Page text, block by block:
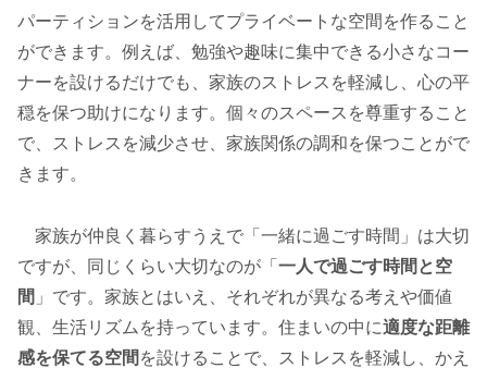
パーティションを活用してプライベートな空間を作ること
ができます。例えば、勉強や趣味に集中できる小さなコー
ナーを設けるだけでも、家族のストレスを軽減し、心の平
穏を保つ助けになります。個々のスペースを尊重すること
で、ストレスを減少させ、家族関係の調和を保つことがで
きます。
家族が仲良く暮らすうえで「一緒に過ごす時間」は大切
ですが、同じくらい大切なのが「 一人で過ごす時間と空
間 」です。家族とはいえ、それぞれが異なる考えや価値
観、生活リズムを持っています。住まいの中に適度な距離
感を保てる空間 を設けることで、ストレスを軽減し、かえ